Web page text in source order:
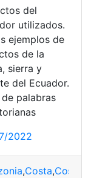
,Ejemplos
del
utilizados.
ejemplos de
de la
sierra y
del Ecuador.
palabras
2022
,Costa,Costa